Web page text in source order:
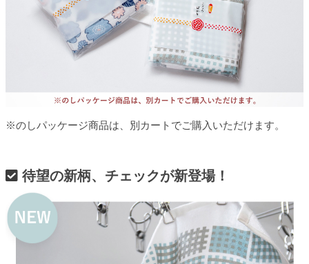
※のしパッケージ商品は、別カートでご購入いただけます。
待望の新柄、チェックが新登場！